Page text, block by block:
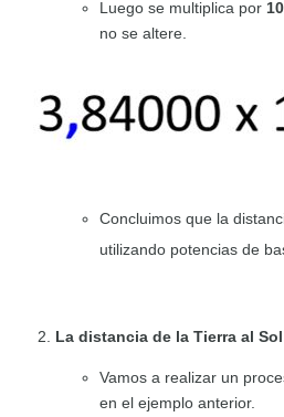
Luego se multiplica por 10
no se altere.
Concluimos que la
utilizando potencias de
La distancia de la Tierra al
Vamos a realizar un
en el ejemplo anterior.